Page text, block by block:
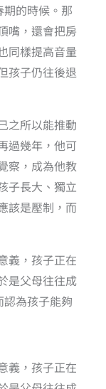
的時候。那
嘴，還會把房
同樣提高音量
孩子仍往後退
之所以能推動
過幾年，他可
察，成為他教
子長大、獨立
該是壓制，而
義，孩子正在
是父母往往成
為孩子能夠
義，孩子正在